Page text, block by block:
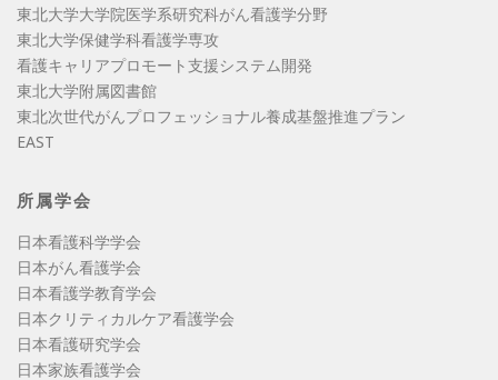
東北大学大学院医学系研究科がん看護学分野
東北大学保健学科看護学専攻
看護キャリアプロモート支援システム開発
東北大学附属図書館
東北次世代がんプロフェッショナル養成基盤推進プラン
EAST
所属学会
日本看護科学学会
日本がん看護学会
日本看護学教育学会
日本クリティカルケア看護学会
日本看護研究学会
日本家族看護学会